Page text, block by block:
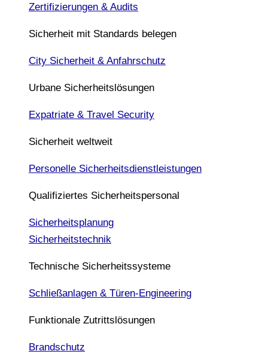
Zertifizierungen & Audits
Sicherheit mit Standards belegen
City Sicherheit & Anfahrschutz
Urbane Sicherheitslösungen
Expatriate & Travel Security
Sicherheit weltweit
Personelle Sicherheitsdienstleistungen
Qualifiziertes Sicherheitspersonal
Sicherheitsplanung
Sicherheitstechnik
Technische Sicherheitssysteme
Schließanlagen & Türen-Engineering
Funktionale Zutrittslösungen
Brandschutz